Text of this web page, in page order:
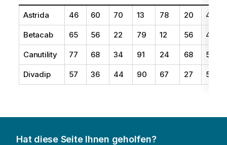
Astrida 46 60 70 13 78 20 45
Betacab 65 56 22 79 12 56 45
Canutility 77 68 34 91 24 68 57
Divadip 57 36 44 90 67 27 57
Hat diese Seite Ihnen geholfen?